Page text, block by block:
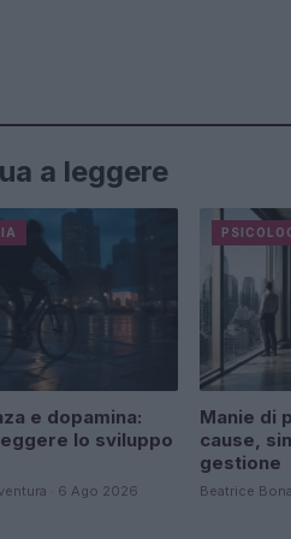
a leggere
e dopamina:
lo sviluppo
· 6 Ago 2026
Manie di
cause,
gestione
Beatrice